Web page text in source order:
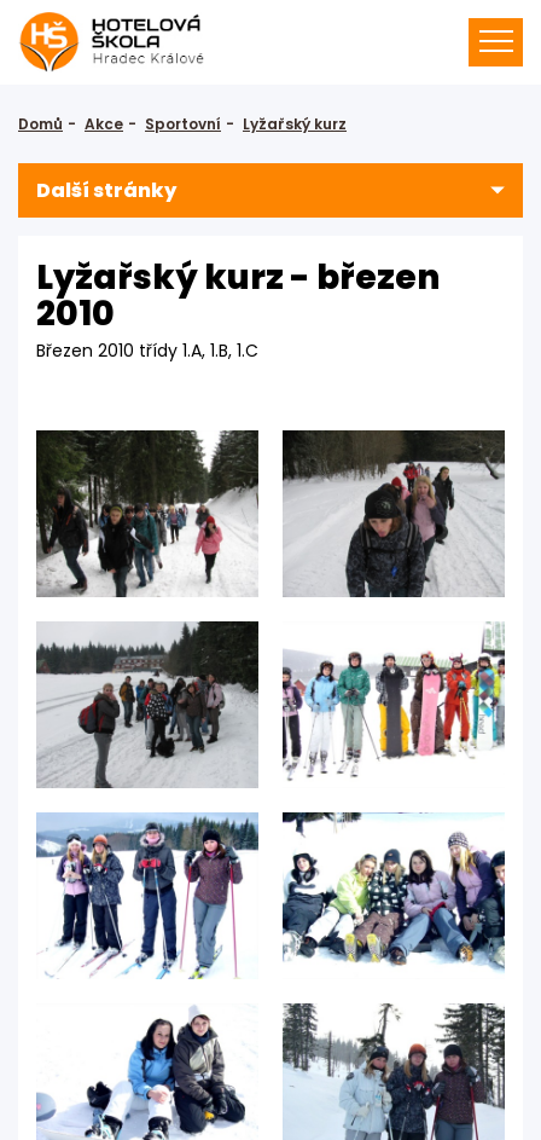
Domů Akce Sportovní Lyžařský kurz
Další stránky
Lyžařský kurz - březen
2010
Březen 2010 třídy 1.A, 1.B, 1.C